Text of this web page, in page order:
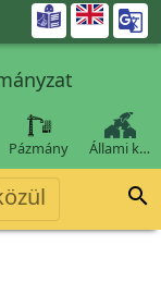

Pázmány Állami k…
